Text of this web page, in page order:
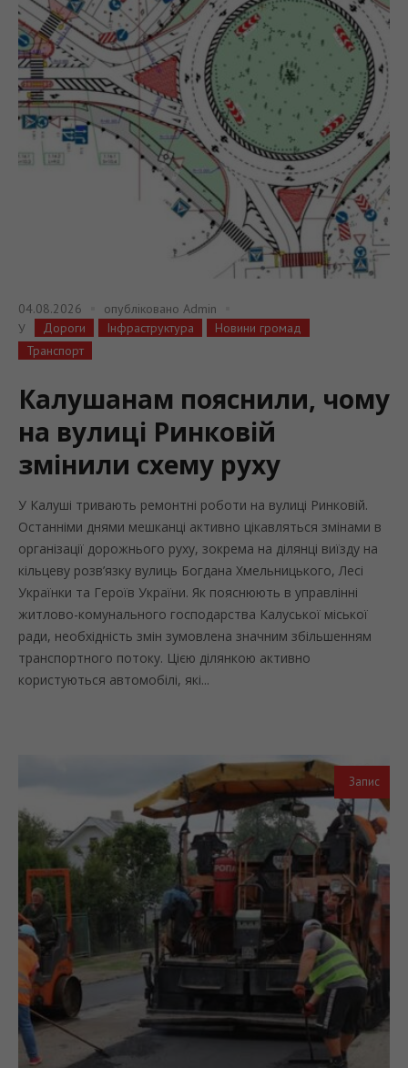
04.08.2026 опубліковано Admin
У
Дороги Інфраструктура
Новини громад
Транспорт
Калушанам пояснили, чому
на вулиці Ринковій
змінили схему руху
У Калуші тривають ремонтні роботи на вулиці Ринковій.
Останніми днями мешканці активно цікавляться змінами в
організації дорожнього руху, зокрема на ділянці виїзду на
кільцеву розв’язку вулиць Богдана Хмельницького, Лесі
Українки та Героїв України. Як пояснюють в управлінні
житлово-комунального господарства Калуської міської
ради, необхідність змін зумовлена значним збільшенням
транспортного потоку. Цією ділянкою активно
користуються автомобілі, які...
Запис